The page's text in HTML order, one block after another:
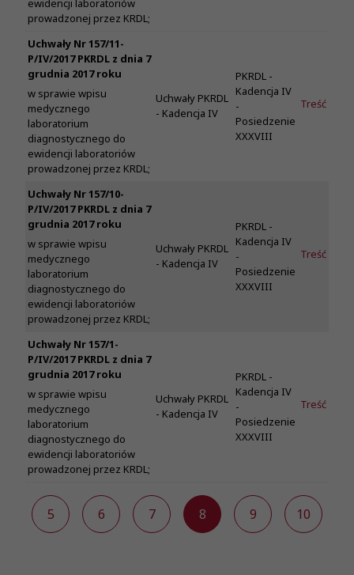
ewidencji laboratoriów
prowadzonej przez KRDL;
Uchwały Nr 157/11-
P/IV/2017 PKRDL z dnia 7
grudnia 2017 roku
w sprawie wpisu
medycznego
laboratorium
diagnostycznego do
ewidencji laboratoriów
prowadzonej przez KRDL;
Uchwały PKRDL
- Kadencja IV
PKRDL -
Kadencja IV
-
Posiedzenie
XXXVIII
Treść
Uchwały Nr 157/10-
P/IV/2017 PKRDL z dnia 7
grudnia 2017 roku
w sprawie wpisu
medycznego
laboratorium
diagnostycznego do
ewidencji laboratoriów
prowadzonej przez KRDL;
Uchwały PKRDL
- Kadencja IV
PKRDL -
Kadencja IV
-
Posiedzenie
XXXVIII
Treść
Uchwały Nr 157/1-
P/IV/2017 PKRDL z dnia 7
grudnia 2017 roku
w sprawie wpisu
medycznego
laboratorium
diagnostycznego do
ewidencji laboratoriów
prowadzonej przez KRDL;
Uchwały PKRDL
- Kadencja IV
PKRDL -
Kadencja IV
-
Posiedzenie
XXXVIII
Treść
5 6 7 8 9 10